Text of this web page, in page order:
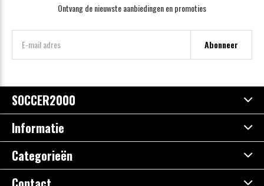
Ontvang de nieuwste aanbiedingen en promoties
Abonneer
SOCCER2000
Informatie
Categorieën